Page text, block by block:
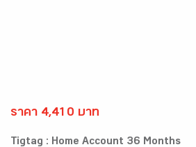
ราคา 4,410 บาท
Tigtag : Home Account 36 Months